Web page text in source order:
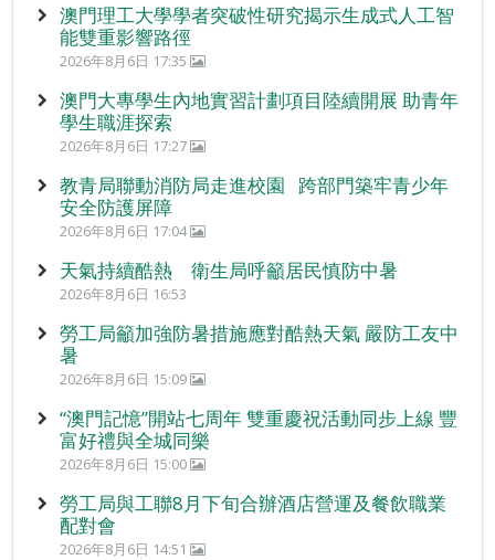
澳門理工大學學者突破性研究揭示生成式人工智
能雙重影響路徑
2026年8月6日 17:35
澳門大專學生內地實習計劃項目陸續開展 助青年
學生職涯探索
2026年8月6日 17:27
教青局聯動消防局走進校園 跨部門築牢青少年
安全防護屏障
2026年8月6日 17:04
天氣持續酷熱 衛生局呼籲居民慎防中暑
2026年8月6日 16:53
勞工局籲加強防暑措施應對酷熱天氣 嚴防工友中
暑
2026年8月6日 15:09
“澳門記憶”開站七周年 雙重慶祝活動同步上線 豐
富好禮與全城同樂
2026年8月6日 15:00
勞工局與工聯8月下旬合辦酒店營運及餐飲職業
配對會
2026年8月6日 14:51